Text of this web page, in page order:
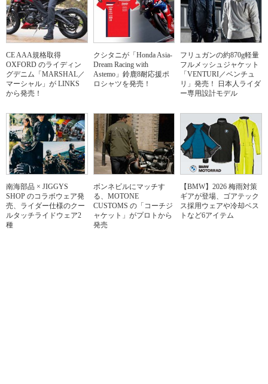
CE AAA規格取得
OXFORD のライディン
グデニム「MARSHAL／
マーシャル」が LINKS
から発売！
クシタニが「Honda Asia-
Dream Racing with
Astemo」鈴鹿8耐応援ポ
ロシャツを発売！
フリュガンの約870g軽量
フルメッシュジャケット
「VENTURI／ベンチュ
リ」発売！ 日本人ライダ
ー専用設計モデル
南海部品 × JIGGYS
SHOP のコラボウェア発
売、ライダー仕様のクー
ルタッチライドウェア2
種
ボンネビルにマッチす
る、MOTONE
CUSTOMS の「コーチジ
ャケット」がプロトから
発売
【BMW】2026 梅雨対策
ギアが登場、ゴアテック
ス採用ウェアや冷却ベス
トなど6アイテム